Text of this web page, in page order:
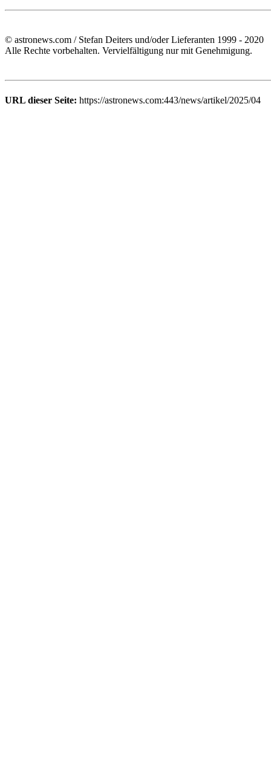
© astronews.com / Stefan Deiters und/oder Lieferanten 1999 - 2020
Alle Rechte vorbehalten. Vervielfältigung nur mit Genehmigung.
URL dieser Seite: https://astronews.com:443/news/artikel/2025/04